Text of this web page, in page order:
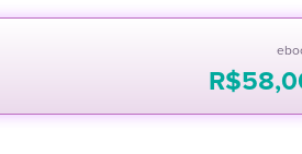
R$